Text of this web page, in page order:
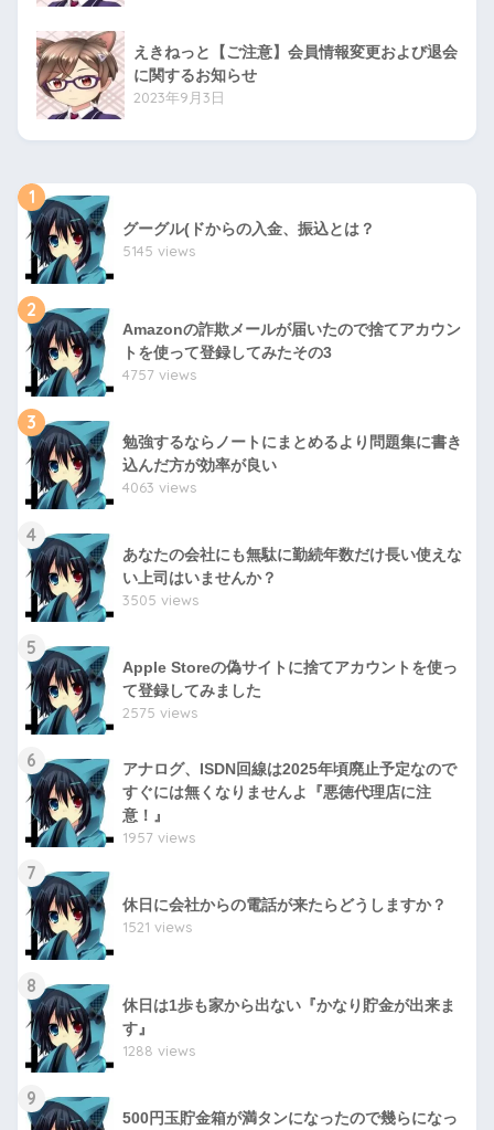
えきねっと【ご注意】会員情報変更および退会
に関するお知らせ
2023年9月3日
1
グーグル(ドからの入金、振込とは？
5145 views
2
Amazonの詐欺メールが届いたので捨てアカウン
トを使って登録してみたその3
4757 views
3
勉強するならノートにまとめるより問題集に書き
込んだ方が効率が良い
4063 views
4
あなたの会社にも無駄に勤続年数だけ長い使えな
い上司はいませんか？
3505 views
5
Apple Storeの偽サイトに捨てアカウントを使っ
て登録してみました
2575 views
6
アナログ、ISDN回線は2025年頃廃止予定なので
すぐには無くなりませんよ『悪徳代理店に注
意！』
1957 views
7
休日に会社からの電話が来たらどうしますか？
1521 views
8
休日は1歩も家から出ない『かなり貯金が出来ま
す』
1288 views
9
500円玉貯金箱が満タンになったので幾らになっ